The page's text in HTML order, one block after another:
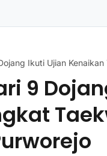
Ikuti Ujian
9